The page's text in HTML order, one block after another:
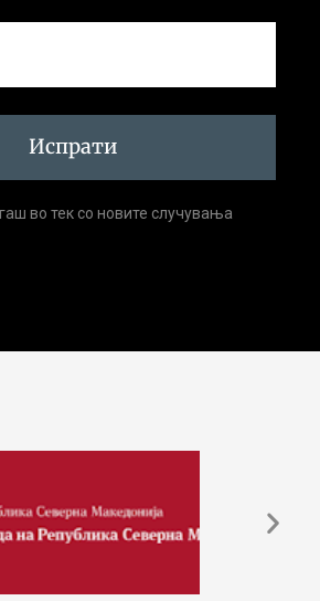
Испрати
во тек со новите случувања